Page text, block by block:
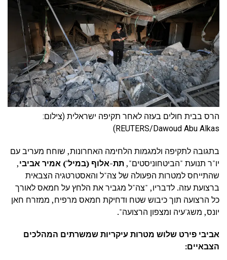
הרס בבית חולים בעזה לאחר תקיפה ישראלית (צילום:
REUTERS/Dawoud Abu Alkas)
בתגובה לתקיפה ולמגמות הלחימה האחרונות, שוחח מעריב עם
יו"ר תנועת "הביטחוניסטים",תת-אלוף (במיל') אמיר אביבי,
שהתייחס למטרות הפעולה של צה"ל והאסטרטגיה הצבאית
ברצועת עזה. לדבריו, "צה"ל מגביר את הלחץ על חמאס לאורך
כל הרצועה תוך כיבוש שטח ודחיקת חמאס מרפיח, ממזרח חאן
יונס, משג'עיה ומצפון הרצועה".
אביבי פירט שלוש מטרות עיקריות שמשרתים המהלכים
הצבאיים: